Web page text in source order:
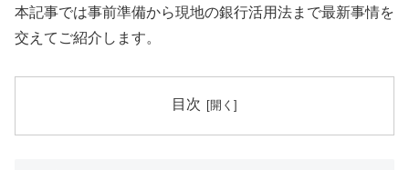
本記事では事前準備から現地の銀行活用法まで最新事情を
交えてご紹介します。
目次